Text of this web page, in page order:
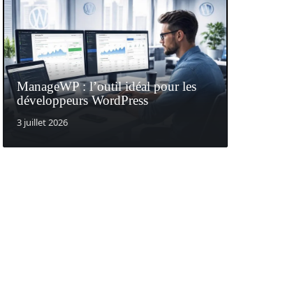
ManageWP : l’outil idéal pour les
développeurs WordPress
3 juillet 2026